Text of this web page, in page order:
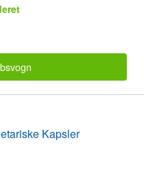
Kapsler